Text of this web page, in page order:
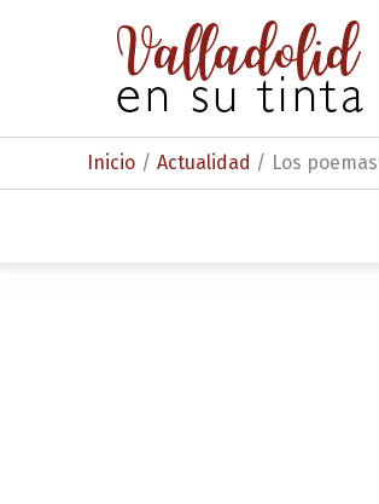
Inicio Actualidad Los